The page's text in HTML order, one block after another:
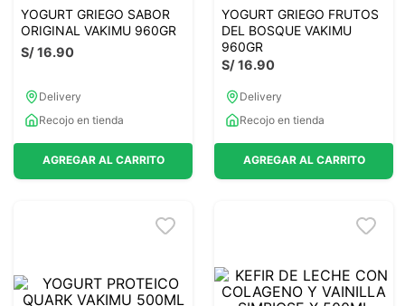
YOGURT GRIEGO SABOR
ORIGINAL VAKIMU 960GR
S/16.90
Delivery
Recojo en tienda
AGREGAR AL CARRITO
YOGURT GRIEGO FRUTOS
DEL BOSQUE VAKIMU
960GR
S/16.90
Delivery
Recojo en tienda
AGREGAR AL CARRITO